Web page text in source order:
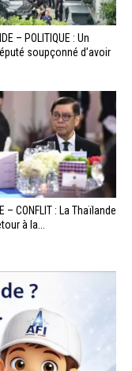
– POLITIQUE : Un
soupçonné d’avoir
– CONFLIT : La Thaïlande
à la...